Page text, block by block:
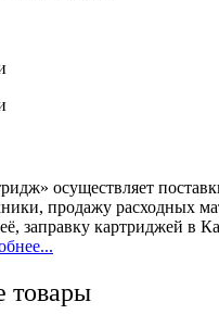
осуществляет
продажу расходных
заправку картриджей в
товары